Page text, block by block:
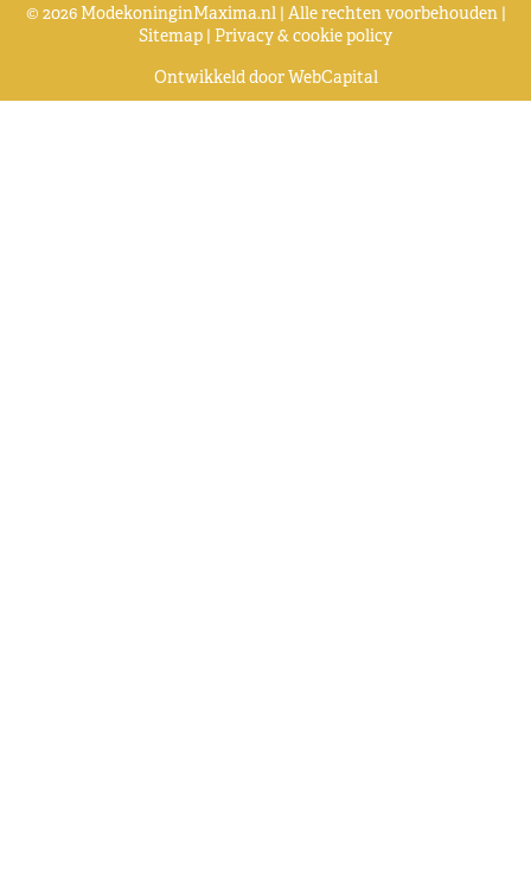
© 2026 ModekoninginMaxima.nl | Alle rechten voorbehouden |
Sitemap | Privacy & cookie policy
Ontwikkeld doorWebCapital